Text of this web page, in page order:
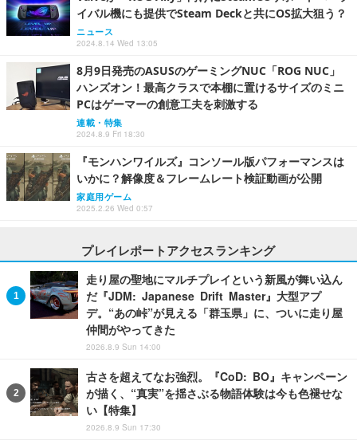
イバル機にも提供でSteam Deckと共にOS拡大狙う？
ニュース
2024.8.14 Wed 13:05
8月9日発売のASUSのゲーミングNUC「ROG NUC」
ハンズオン！最高クラスで本棚に置けるサイズのミニ
PCはゲーマーの創意工夫を刺激する
連載・特集
2024.8.9 Fri 18:30
『モンハンワイルズ』コンソール版パフォーマンスは
いかに？解像度＆フレームレート検証動画が公開
家庭用ゲーム
2025.2.26 Wed 0:57
プレイレポートアクセスランキング
走り屋の聖地にマルチプレイという新風が舞い込ん
だ『JDM: Japanese Drift Master』大型アプ
デ。“あの峠”が見える「群玉県」に、ついに走り屋
仲間がやってきた
2026.8.9 Sun 14:00
古さを超えてなお強烈。『CoD: BO』キャンペーン
が描く、“真実”を揺さぶる物語体験は今も色褪せな
い【特集】
2026.8.9 Sun 17:30